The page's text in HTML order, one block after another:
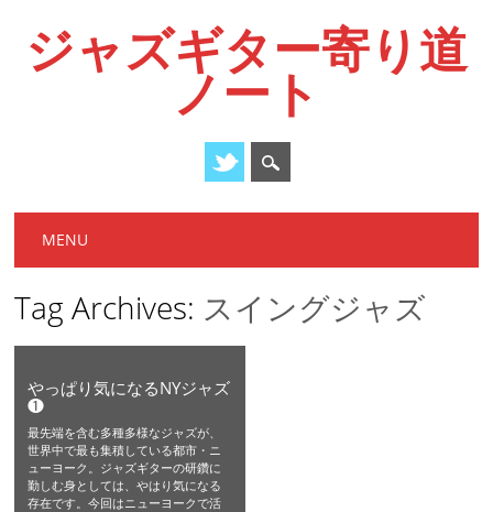
ジャズギター寄り道
ノート
Main menu
MENU
Tag Archives: スイングジャズ
やっぱり気になるNYジャズ
❶
最先端を含む多種多様なジャズが、
世界中で最も集積している都市・ニ
ューヨーク。ジャズギターの研鑽に
勤しむ身としては、やはり気になる
存在です。今回はニューヨークで活